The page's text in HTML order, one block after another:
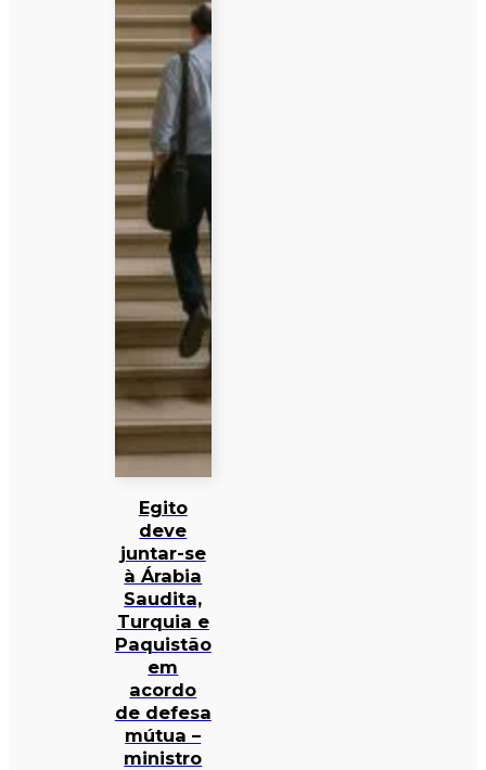
Egito
deve
juntar-se
à Árabia
Saudita,
Turquia e
Paquistão
em
acordo
de defesa
mútua –
ministro